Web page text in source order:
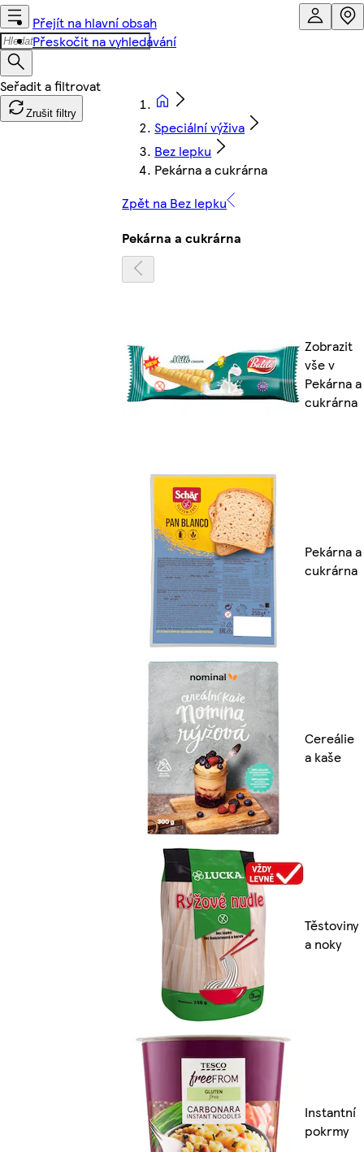
Přejít na hlavní obsah
Přeskočit na vyhledávání
Zrušit filtry
Speciální výživa
Bez lepku
Pekárna a cukrárna
Zpět na Bez lepku
Pekárna a cukrárna
Zobrazit
vše v
Pekárna a
cukrárna
Pekárna a
cukrárna
Cereálie
a kaše
Těstoviny
a noky
Instantní
pokrmy